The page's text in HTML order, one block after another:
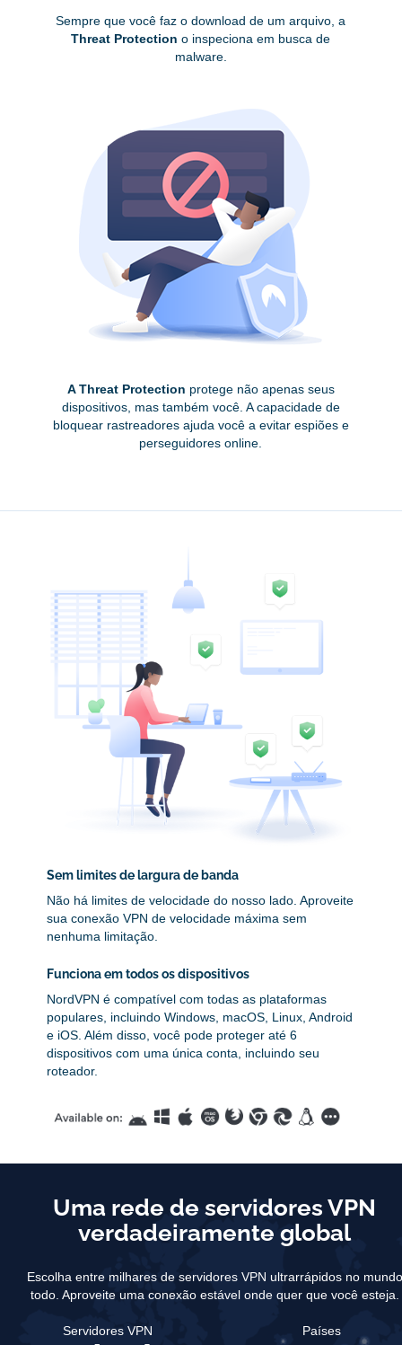
Sempre que você faz o download de um arquivo, a
Threat Protection o inspeciona em busca de
malware.
A Threat Protection protege não apenas seus
dispositivos, mas também você. A capacidade de
bloquear rastreadores ajuda você a evitar espiões e
perseguidores online.
Sem limites de largura de banda
Não há limites de velocidade do nosso lado. Aproveite
sua conexão VPN de velocidade máxima sem
nenhuma limitação.
Funciona em todos os dispositivos
NordVPN é compatível com todas as plataformas
populares, incluindo Windows, macOS, Linux, Android
e iOS. Além disso, você pode proteger até 6
dispositivos com uma única conta, incluindo seu
roteador.
Uma rede de servidores VPN
verdadeiramente global
Escolha entre milhares de servidores VPN ultrarrápidos no mundo
todo. Aproveite uma conexão estável onde quer que você esteja.
Servidores VPN Países